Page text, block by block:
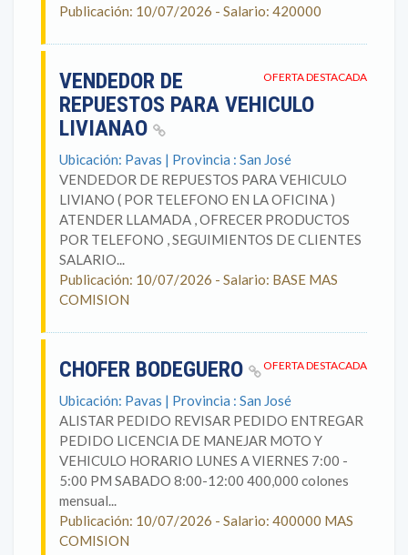
Publicación: 10/07/2026 - Salario: 420000
OFERTA DESTACADA
VENDEDOR DE
REPUESTOS PARA VEHICULO
LIVIANAO
Ubicación: Pavas | Provincia : San José
VENDEDOR DE REPUESTOS PARA VEHICULO
LIVIANO ( POR TELEFONO EN LA OFICINA )
ATENDER LLAMADA , OFRECER PRODUCTOS
POR TELEFONO , SEGUIMIENTOS DE CLIENTES
SALARIO...
Publicación: 10/07/2026 - Salario: BASE MAS
COMISION
OFERTA DESTACADA
CHOFER BODEGUERO
Ubicación: Pavas | Provincia : San José
ALISTAR PEDIDO REVISAR PEDIDO ENTREGAR
PEDIDO LICENCIA DE MANEJAR MOTO Y
VEHICULO HORARIO LUNES A VIERNES 7:00 -
5:00 PM SABADO 8:00-12:00 400,000 colones
mensual...
Publicación: 10/07/2026 - Salario: 400000 MAS
COMISION